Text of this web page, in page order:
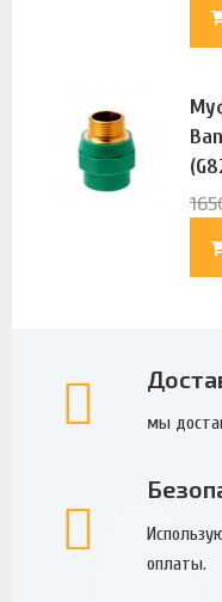
мы
оплаты.